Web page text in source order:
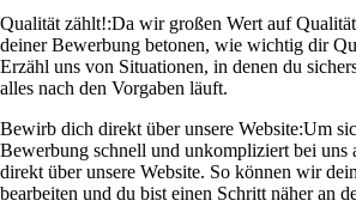
Qualität zählt!:Da wir großen Wert auf
deiner Bewerbung betonen, wie wichtig dir
Erzähl uns von Situationen, in denen du
alles nach den Vorgaben läuft.
Bewirb dich direkt über unsere Website:Um
Bewerbung schnell und unkompliziert bei uns
direkt über unsere Website. So können wir
bearbeiten und du bist einen Schritt näher an